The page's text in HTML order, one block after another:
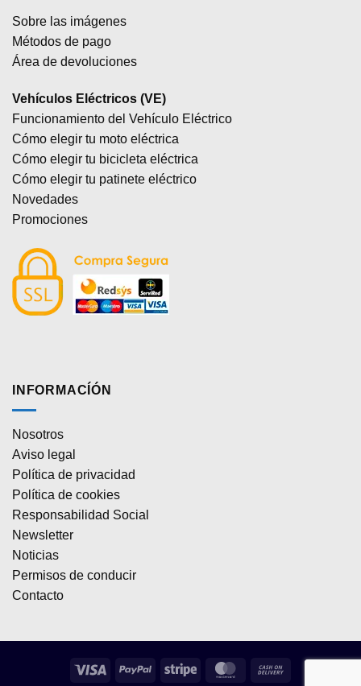
Sobre las imágenes
Métodos de pago
Área de devoluciones
Vehículos Eléctricos (VE)
Funcionamiento del Vehículo Eléctrico
Cómo elegir tu moto eléctrica
Cómo elegir tu bicicleta eléctrica
Cómo elegir tu patinete eléctrico
Novedades
Promociones
INFORMACÍÓN
Nosotros
Aviso legal
Política de privacidad
Política de cookies
Responsabilidad Social
Newsletter
Noticias
Permisos de conducir
Contacto
Visa PayPal Stripe MasterCard